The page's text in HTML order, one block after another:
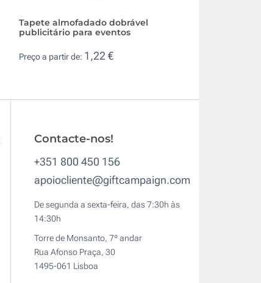
Tapete almofadado dobrável
publicitário para eventos
Preço a partir de: 1,22 €
Contacte-nos!
+351 800 450 156
apoiocliente@giftcampaign.com
De segunda a sexta-feira, das 7:30h às
14:30h
Torre de Monsanto, 7º andar
Rua Afonso Praça, 30
1495-061 Lisboa